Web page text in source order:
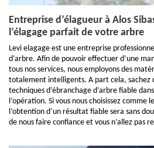
Entreprise d’élagueur à Alos
l’élagage parfait de votre arbre
Levi elagage est une entreprise
d’arbre. Afin de pouvoir effectuer d’une
tous nos services, nous employons des
totalement intelligents. A part cela, sachez
techniques d’ébranchage d’arbre fiable
l’opération. Si vous nous choisissez
l’obtention d’un résultat fiable sera sans
de nous faire confiance et vous n’allez pas